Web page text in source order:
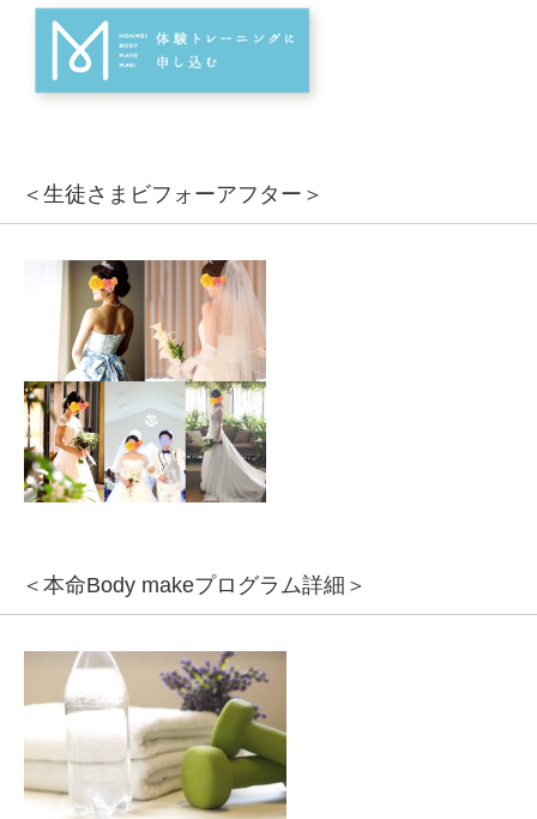
＜生徒さまビフォーアフター＞
＜本命Body makeプログラム詳細＞